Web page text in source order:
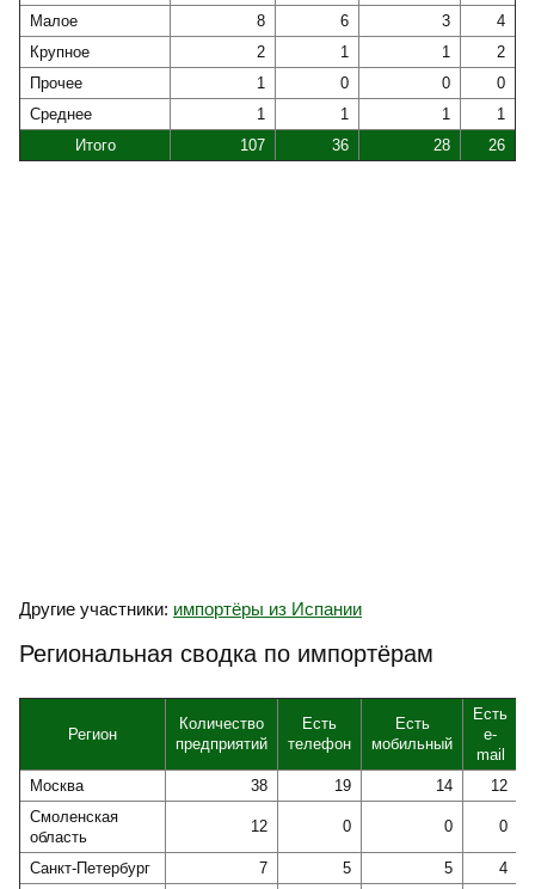
Малое 8 6 3
4
Крупное
2 1 1
2
Прочее
1 0 0
0
Среднее
1 1 1
1
Итого
107 36 28 26
Другие участники: импортёры из Испании
Региональная сводка по импортёрам
Регион
Количество
предприятий
Есть
телефон
Есть
мобильный
Есть
e-
mail
Москва
38 19 14
12
Смоленская
область
12 0 0 0
Санкт-Петербург 7 5 5
4